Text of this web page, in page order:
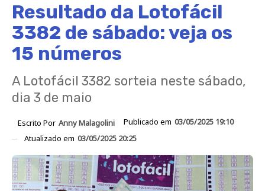
Resultado da Lotofácil
3382 de sábado: veja os
15 números
A Lotofácil 3382 sorteia neste sábado,
dia 3 de maio
Escrito Por Anny Malagolini Publicado em 03/05/2025 19:10
Atualizado em 03/05/2025 20:25